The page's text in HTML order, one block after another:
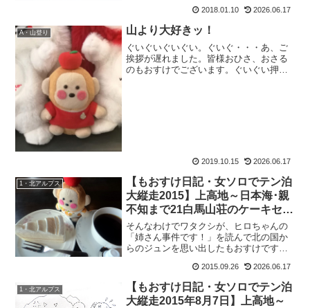
を。荷物をまとめて出発です。うぃ～。
寝起きでだる...
2018.01.10 2026.06.17
A・山登り 山より大好きッ！
ぐいぐいぐいぐい。ぐいぐ・・・あ、ご
挨拶が遅れました。皆様おひさ、おさる
のもおすけでございます。ぐいぐい押し
2019.10.15 2026.06.17
1・北アルプス
【もおすけ日記・女ソロでテン泊
大縦走2015】上高地～日本海･親
不知まで21白馬山荘のケーキセッ
ト
そんなわけでワタクシが、ヒロちゃんの
「姉さん事件です！」を読んで北の国か
らのジュンを思い出したもおすけです。
ちゃんも山で声をかけられる人になった
ようで。姉さん、事件ですのヒロちゃん
ブログいっつもお兄ちゃん...
2015.09.26 2026.06.17
1・北アルプス
【もおすけ日記・女ソロでテン泊
大縦走2015年8月7日】上高地～